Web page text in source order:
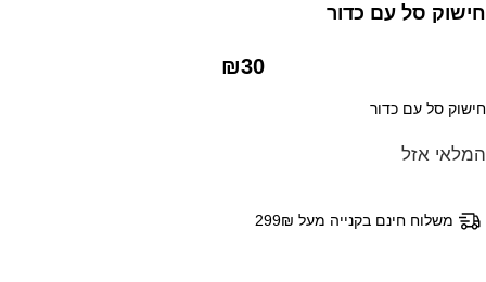
עם כדור
כדור
בקנייה מעל 299₪